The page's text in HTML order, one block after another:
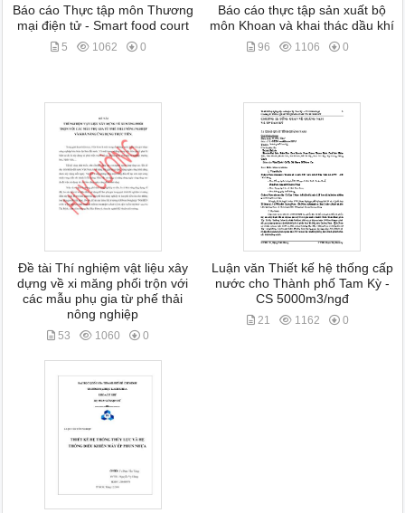
Báo cáo Thực tập môn Thương
mại điện tử - Smart food court
5 1062 0
Báo cáo thực tập sản xuất bộ
môn Khoan và khai thác dầu khí
96 1106 0
Đề tài Thí nghiệm vật liệu xây
dựng về xi măng phối trộn với
các mẫu phụ gia từ phế thải
nông nghiệp
53 1060 0
Luận văn Thiết kế hệ thống cấp
nước cho Thành phố Tam Kỳ -
CS 5000m3/ngđ
21 1162 0